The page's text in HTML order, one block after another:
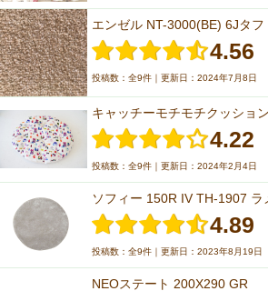
エンゼル NT-3000(BE) 6Jタフ
4.56
投稿数：全9件｜更新日：2024年7月8日
キャッチーモチモチクッショ
4.22
投稿数：全9件｜更新日：2024年2月4日
ソフィー 150R IV TH-1907 ラ
4.89
投稿数：全9件｜更新日：2023年8月19日
NEOステート 200X290 GR